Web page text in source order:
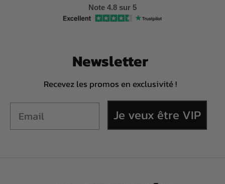
Note 4.8 sur 5
Newsletter
Recevez les promos en exclusivité !
Je veux être VIP